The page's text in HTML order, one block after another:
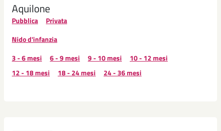
Aquilone
Pubblica
Privata
Nido d'infanzia
3 - 6 mesi
6 - 9 mesi 9 - 10 mesi
10 - 12 mesi
12 - 18 mesi
18 - 24 mesi 24 - 36 mesi